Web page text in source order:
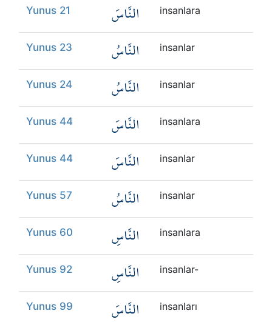
Yunus 21 النَّاسَ insanlara
Yunus 23 النَّاسُ insanlar
Yunus 24 النَّاسُ insanlar
Yunus 44 النَّاسَ insanlara
Yunus 44 النَّاسَ insanlar
Yunus 57 النَّاسُ insanlar
Yunus 60 النَّاسِ insanlara
Yunus 92 النَّاسِ insanlar-
Yunus 99 النَّاسَ insanları